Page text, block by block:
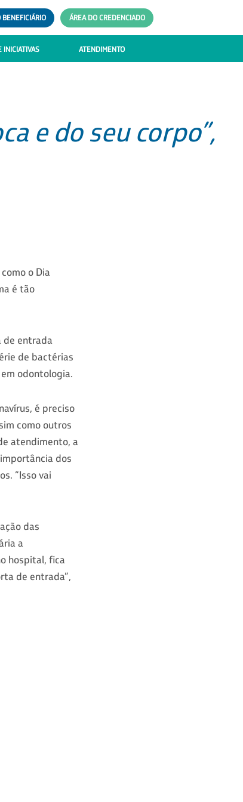
BENEFICIÁRIO ÁREA DO CREDENCIADO
INICIATIVAS ATENDIMENTO
e do seu corpo”,
o Dia
é tão
de entrada
de bactérias
odontologia.
é preciso
como outros
atendimento, a
dos
“Isso vai
das
a
hospital, fica
de entrada”,